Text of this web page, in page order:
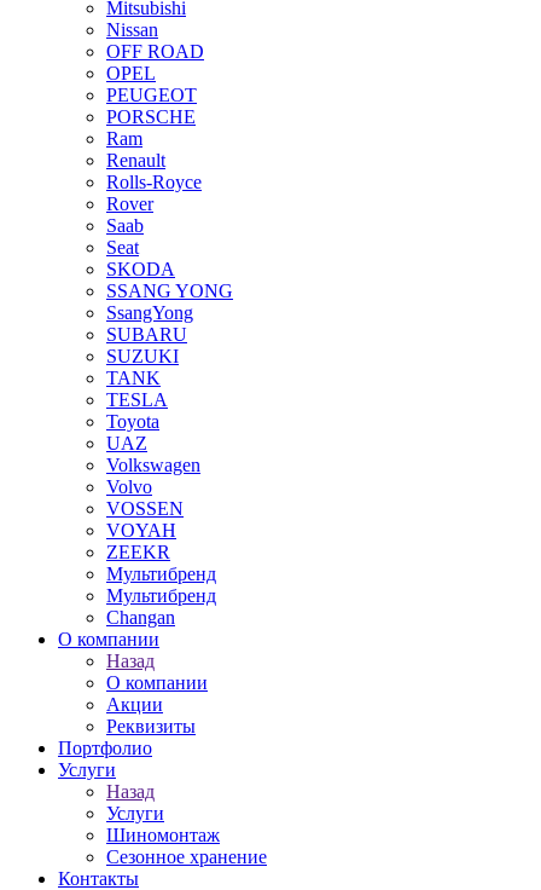
Mitsubishi
Nissan
OFF ROAD
OPEL
PEUGEOT
PORSCHE
Ram
Renault
Rolls-Royce
Rover
Saab
Seat
SKODA
SSANG YONG
SsangYong
SUBARU
SUZUKI
TANK
TESLA
Toyota
UAZ
Volkswagen
Volvo
VOSSEN
VOYAH
ZEEKR
Мультибренд
Мультибренд
Сhangan
О компании
Назад
О компании
Акции
Реквизиты
Портфолио
Услуги
Назад
Услуги
Шиномонтаж
Сезонное хранение
Контакты